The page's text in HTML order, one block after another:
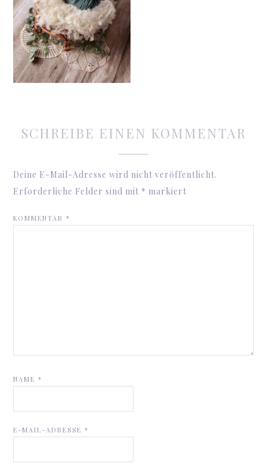
SCHREIBE EINEN KOMMENTAR
Deine E-Mail-Adresse wird nicht veröffentlicht.
Erforderliche Felder sind mit * markiert
KOMMENTAR*
NAME*
E-MAIL-ADRESSE*